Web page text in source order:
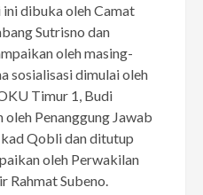
dibuka oleh Camat
Sutrisno dan
oleh masing-
sosialisasi dimulai oleh
Timur 1, Budi
Penanggung Jawab
Qobli dan ditutup
oleh Perwakilan
Subeno.